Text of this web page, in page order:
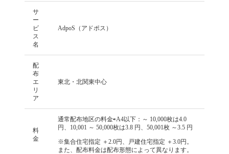
サ
ー
ビ
ス
名
AdpoS（アドポス）
配
布
エ
リ
ア
東北・北関東中心
料
金
通常配布地区の料金⇨A4以下：～ 10,000枚は4.0
円、10,001 ～ 50,000枚は3.8 円、50,001枚 ～3.5 円
※集合住宅指定 ＋2.0円、戸建住宅指定 ＋3.0円。
また、配布料金は配布形態によって異なります。